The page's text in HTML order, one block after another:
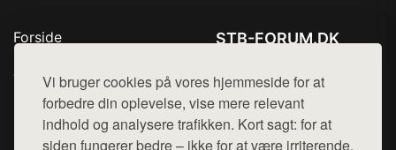
Vi bruger cookies på vores hjemmeside for at
forbedre din oplevelse, vise mere relevant
indhold og analysere trafikken. Kort sagt: for at
siden fungerer bedre – ikke for at være irriterende.
Forside
Top Rabatter
Kontakt
STB-FORUM.DK
Mail: hej@want.dk
Cookie- og privatlivspolitik